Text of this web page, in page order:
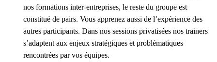
nos formations inter-entreprises, le reste du groupe est
constitué de pairs. Vous apprenez aussi de l’expérience des
autres participants. Dans nos sessions privatisées nos trainers
s’adaptent aux enjeux stratégiques et problématiques
rencontrées par vos équipes.